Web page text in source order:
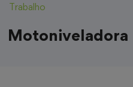
Trabalho
Motoniveladora